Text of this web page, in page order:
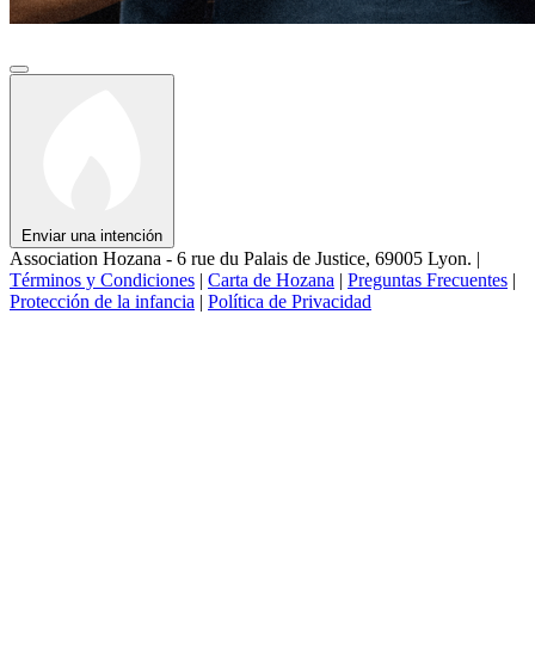
Enviar una intención
Association Hozana - 6 rue du Palais de Justice, 69005 Lyon. |
Términos y Condiciones | Carta de Hozana | Preguntas Frecuentes |
Protección de la infancia | Política de Privacidad